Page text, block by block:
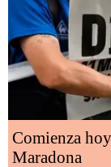
Comienza
Maradona